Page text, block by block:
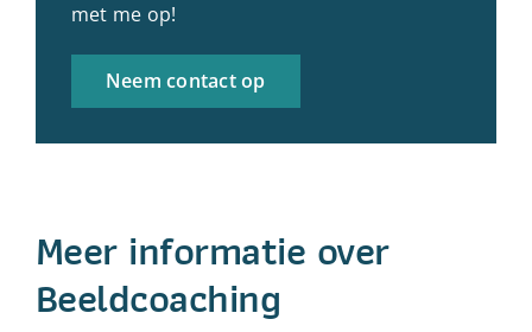
met me op!
Neem contact op
Meer informatie over
Beeldcoaching